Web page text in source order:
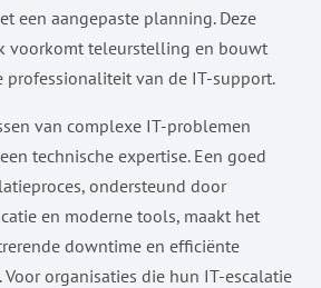
een aangepaste planning. Deze
voorkomt teleurstelling en bouwt
professionaliteit van de IT-support.
van complexe IT-problemen
technische expertise. Een goed
ondersteund door
en moderne tools, maakt het
downtime en efficiënte
organisaties die hun IT-escalatie